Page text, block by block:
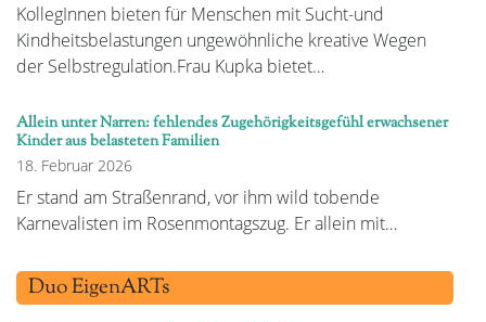
KollegInnen bieten für Menschen mit Sucht-und
Kindheitsbelastungen ungewöhnliche kreative Wegen
der Selbstregulation.Frau Kupka bietet…
Allein unter Narren: fehlendes Zugehörigkeitsgefühl erwachsener
Kinder aus belasteten Familien
18. Februar 2026
Er stand am Straßenrand, vor ihm wild tobende
Karnevalisten im Rosenmontagszug. Er allein mit…
Duo EigenARTs